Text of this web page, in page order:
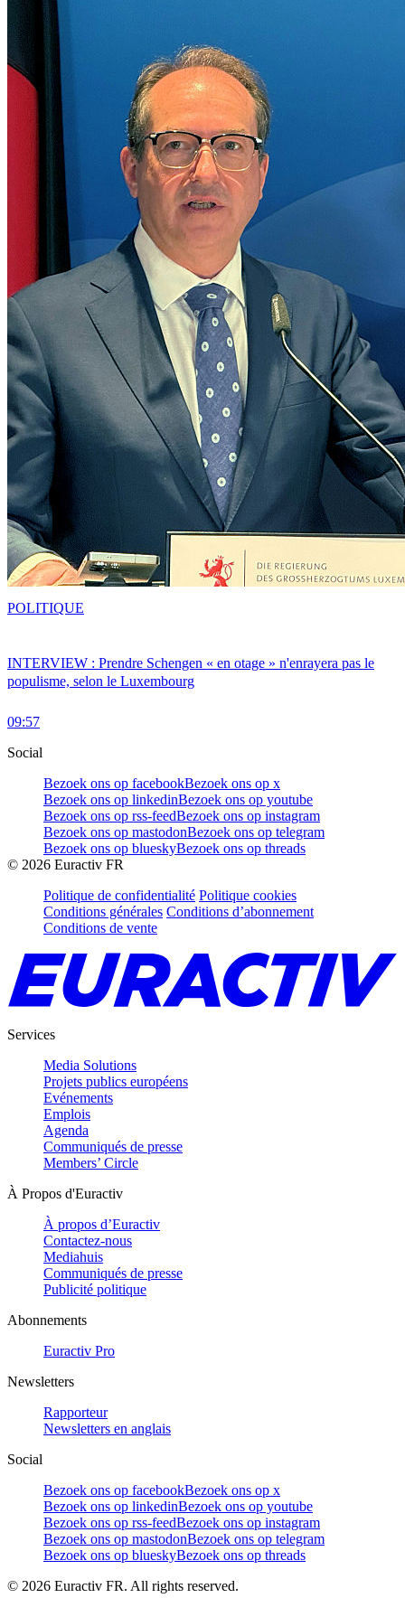
INTERVIEW : Prendre Schengen « en otage » n'enrayera pas le
populisme, selon le Luxembourg
09:57
POLITIQUE
Social
Bezoek ons op facebookBezoek ons op x
Bezoek ons op linkedinBezoek ons op youtube
Bezoek ons op rss-feedBezoek ons op instagram
Bezoek ons op mastodonBezoek ons op telegram
Bezoek ons op blueskyBezoek ons op threads
© 2026 Euractiv FR
Politique de confidentialité Politique cookies
Conditions générales Conditions d’abonnement
Conditions de vente
Services
Media Solutions
Projets publics européens
Evénements
Emplois
Agenda
Communiqués de presse
Members’ Circle
À Propos d'Euractiv
À propos d’Euractiv
Contactez-nous
Mediahuis
Communiqués de presse
Publicité politique
Abonnements
Euractiv Pro
Newsletters
Rapporteur
Newsletters en anglais
Social
Bezoek ons op facebookBezoek ons op x
Bezoek ons op linkedinBezoek ons op youtube
Bezoek ons op rss-feedBezoek ons op instagram
Bezoek ons op mastodonBezoek ons op telegram
Bezoek ons op blueskyBezoek ons op threads
© 2026 Euractiv FR. All rights reserved.